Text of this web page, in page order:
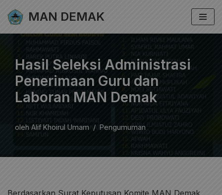
Lompat
konten
MAN DEMAK
Hasil Seleksi Administrasi
Penerimaan Guru dan
Laboran MAN Demak
oleh Alif Khoirul Umam Pengumuman
Berdasarkan Surat Keputusan Komite MAN Demak